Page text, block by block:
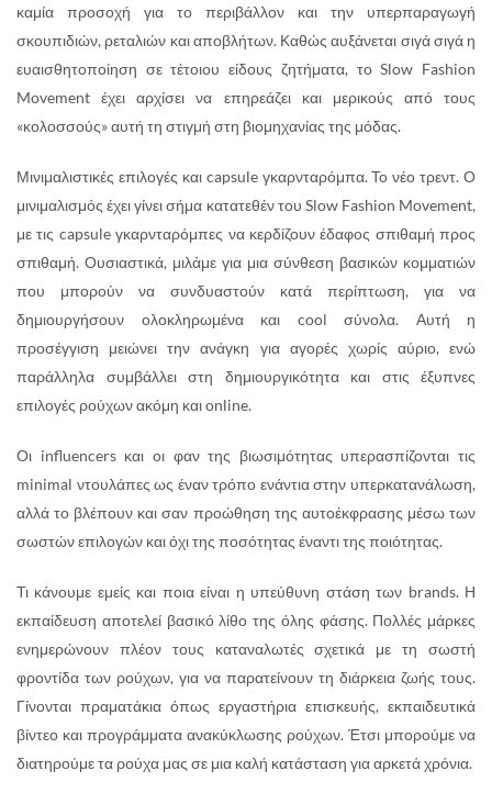
καμία προσοχή για το περιβάλλον και την υπερπαραγωγή
σκουπιδιών, ρεταλιών και αποβλήτων. Καθώς αυξάνεται σιγά σιγά η
ευαισθητοποίηση σε τέτοιου είδους ζητήματα, το Slow Fashion
Movement έχει αρχίσει να επηρεάζει και μερικούς από τους
«κολοσσούς» αυτή τη στιγμή στη βιομηχανίας της μόδας.
Μινιμαλιστικές επιλογές και capsule γκαρνταρόμπα. Το νέο τρεντ. Ο
μινιμαλισμός έχει γίνει σήμα κατατεθέν του Slow Fashion Movement,
με τις capsule γκαρνταρόμπες να κερδίζουν έδαφος σπιθαμή προς
σπιθαμή. Ουσιαστικά, μιλάμε για μια σύνθεση βασικών κομματιών
που μπορούν να συνδυαστούν κατά περίπτωση, για να
δημιουργήσουν ολοκληρωμένα και cool σύνολα. Αυτή η
προσέγγιση μειώνει την ανάγκη για αγορές χωρίς αύριο, ενώ
παράλληλα συμβάλλει στη δημιουργικότητα και στις έξυπνες
επιλογές ρούχων ακόμη και online.
Οι influencers και οι φαν της βιωσιμότητας υπερασπίζονται τις
minimal ντουλάπες ως έναν τρόπο ενάντια στην υπερκατανάλωση,
αλλά το βλέπουν και σαν προώθηση της αυτοέκφρασης μέσω των
σωστών επιλογών και όχι της ποσότητας έναντι της ποιότητας.
Τι κάνουμε εμείς και ποια είναι η υπεύθυνη στάση των brands. Η
εκπαίδευση αποτελεί βασικό λίθο της όλης φάσης. Πολλές μάρκες
ενημερώνουν πλέον τους καταναλωτές σχετικά με τη σωστή
φροντίδα των ρούχων, για να παρατείνουν τη διάρκεια ζωής τους.
Γίνονται πραματάκια όπως εργαστήρια επισκευής, εκπαιδευτικά
βίντεο και προγράμματα ανακύκλωσης ρούχων. Έτσι μπορούμε να
διατηρούμε τα ρούχα μας σε μια καλή κατάσταση για αρκετά χρόνια.